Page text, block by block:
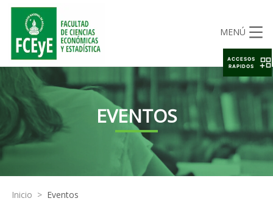
MENÚ
EVENTOS
Inicio > Eventos
ACCESOS
RAPIDOS